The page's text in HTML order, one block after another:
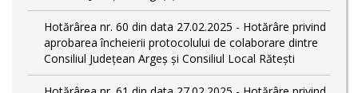
Hotărârea nr. 60 din data 27.02.2025 - Hotărâre privind
aprobarea încheierii protocolului de colaborare dintre
Consiliul Județean Argeș și Consiliul Local Rătești